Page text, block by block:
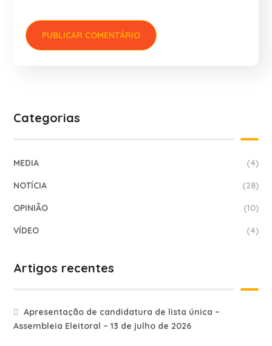
Categorias
MEDIA (4)
NOTÍCIA (28)
OPINIÃO (10)
VÍDEO (4)
Artigos recentes
Apresentação de candidatura de lista única –
Assembleia Eleitoral – 13 de julho de 2026